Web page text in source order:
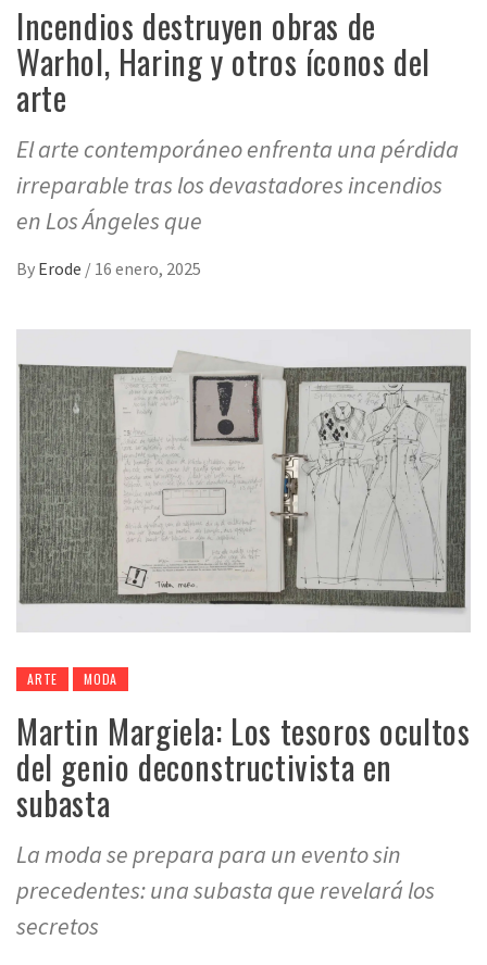
Incendios destruyen obras de
Warhol, Haring y otros íconos del
arte
El arte contemporáneo enfrenta una pérdida
irreparable tras los devastadores incendios
en Los Ángeles que
By Erode / 16 enero, 2025
ARTE MODA
Martin Margiela: Los tesoros ocultos
del genio deconstructivista en
subasta
La moda se prepara para un evento sin
precedentes: una subasta que revelará los
secretos